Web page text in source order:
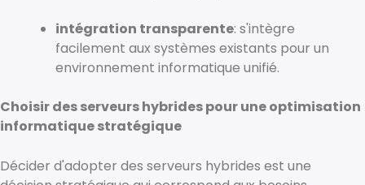
intégration transparente: s'intègre
facilement aux systèmes existants pour un
environnement informatique unifié.
Choisir des serveurs hybrides pour une optimisation
informatique stratégique
Décider d'adopter des serveurs hybrides est une